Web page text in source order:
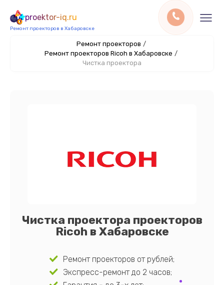
proektor-iq.ru
Ремонт проекторов в Хабаровске
Ремонт проекторов /
Ремонт проекторов Ricoh в Хабаровске /
Чистка проектора
Чистка проектора проекторов
Ricoh в Хабаровске
Ремонт проекторов от рублей;
Экспресс-ремонт до 2 часов;